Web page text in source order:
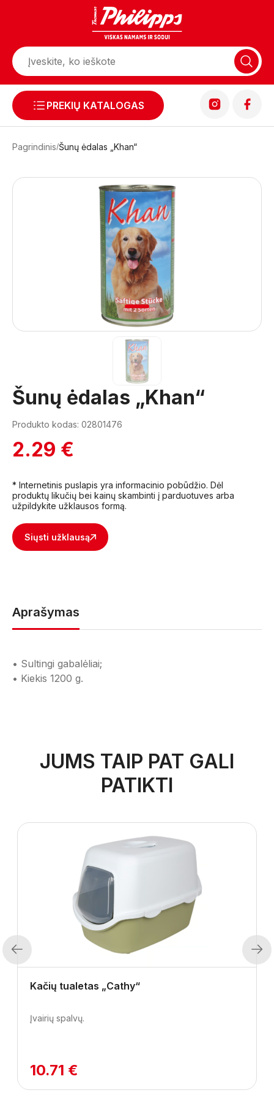
PREKIŲ KATALOGAS
Pagrindinis Šunų ėdalas „Khan“
1
Šunų ėdalas „Khan“
Produkto kodas: 02801476
2.29 €
* Internetinis puslapis yra informacinio pobūdžio. Dėl
produktų likučių bei kainų skambinti į parduotuves arba
užpildykite užklausos formą.
Siųsti užklausą
Aprašymas
• Sultingi gabalėliai;
• Kiekis 1200 g.
JUMS TAIP PAT GALI
PATIKTI
Previous
Kačių tualetas „Cathy“
Įvairių spalvų.
10.71 €
Next